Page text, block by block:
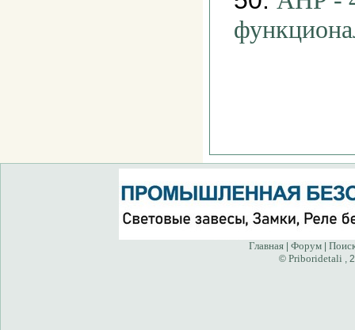
Главная| Форум|
© Priboridetali ,